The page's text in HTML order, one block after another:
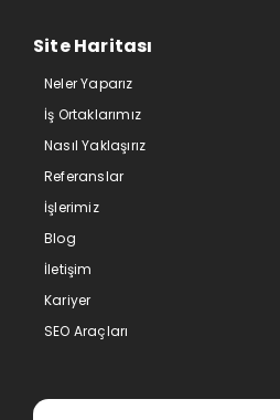
Site Haritası
Neler Yaparız
İş Ortaklarımız
Nasıl Yaklaşırız
Referanslar
İşlerimiz
Blog
İletişim
Kariyer
SEO Araçları